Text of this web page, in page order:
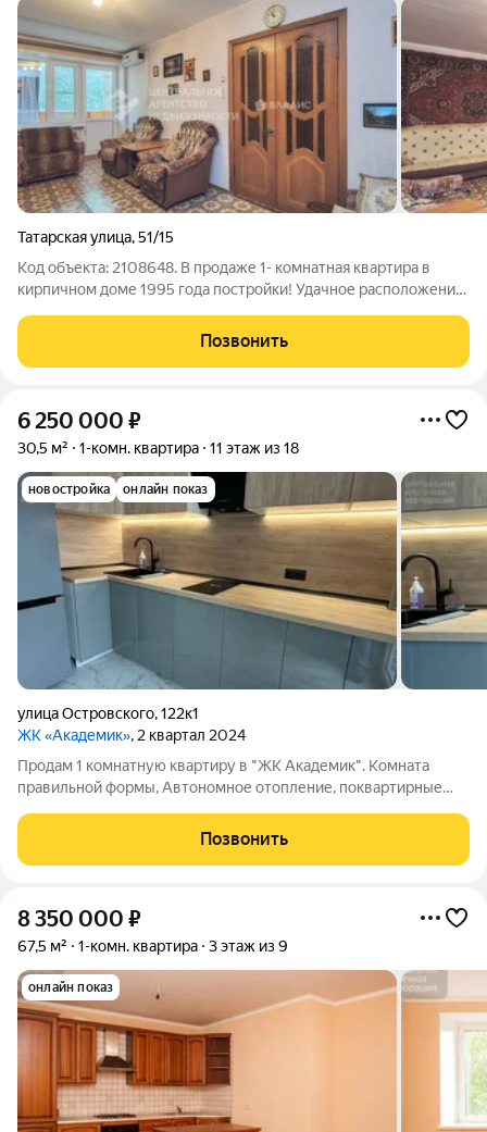
Татарская улица,51/15
Код объекта: 2108648. В продаже 1- комнатная квартира в
кирпичном доме 1995 года постройки! Удачное расположение
Городской рощи! Квартира расположена на 1- м этаже, цоколь
очень высокий. В квартире: -
Позвонить
6 250 000 ₽
30,5 м² 1-комн. квартира 11 этаж из 18
новостройка онлайн показ
улица Островского,122к1
ЖК «Академик», 2 квартал 2024
Продам 1 комнатную квартиру в "ЖК Академик". Комната
правильной формы, Автономное отопление, поквартирные
скоростных лифта. Выделена зона для колясок. Дом комфорт
класса, возведён с применением
Позвонить
8 350 000 ₽
67,5 м² 1-комн. квартира 3 этаж из 9
онлайн показ